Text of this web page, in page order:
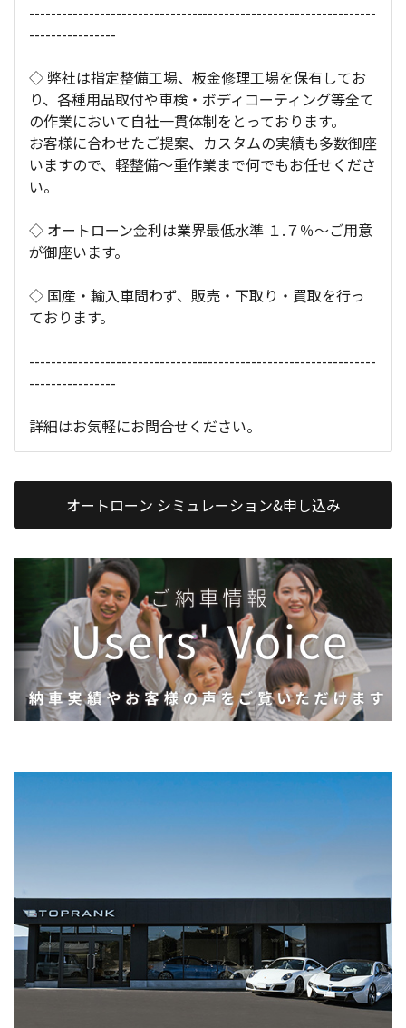
----------------------------------------------------------------
----------------
◇ 弊社は指定整備工場、板金修理工場を保有してお
り、各種用品取付や車検・ボディコーティング等全て
の作業において自社一貫体制をとっております。
お客様に合わせたご提案、カスタムの実績も多数御座
いますので、軽整備～重作業まで何でもお任せくださ
い。
◇ オートローン金利は業界最低水準 １.７％～ご用意
が御座います。
◇ 国産・輸入車問わず、販売・下取り・買取を行っ
ております。
----------------------------------------------------------------
----------------
詳細はお気軽にお問合せください。
オートローン シミュレーション&申し込み